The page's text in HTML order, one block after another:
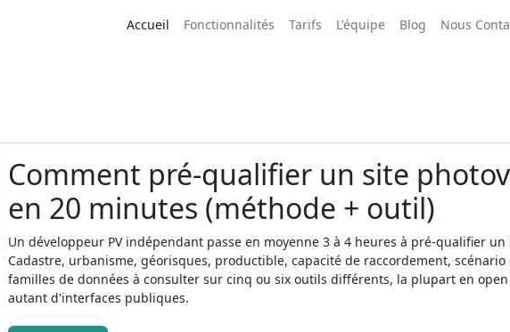
Accueil Fonctionnalités Tarifs L'équipe Blog Nous
Comment pré-qualifier un site
en 20 minutes (méthode + outil)
Un développeur PV indépendant passe en moyenne 3 à 4 heures à pré-qualifier un
Cadastre, urbanisme, géorisques, productible, capacité de raccordement, scénario
familles de données à consulter sur cinq ou six outils différents, la plupart en
autant d'interfaces publiques.